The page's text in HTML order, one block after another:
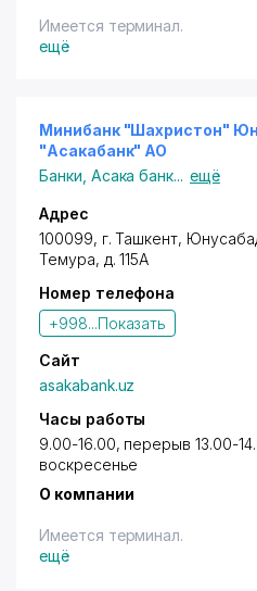
Имеется терминал.
ещё
Минибанк "Шахристон"
"Асакабанк" АО
Банки Асака банк... ещё
Адрес
100099, г. Ташкент,
Темура, д. 115А
Номер телефона
+998...Показать
Сайт
asakabank.uz
Часы работы
9.00-16.00, перерыв 13.00-
воскресенье
О компании
Имеется терминал.
ещё